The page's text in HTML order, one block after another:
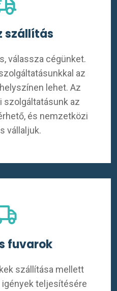
szállítás
válassza cégünket.
az
lehet. Az
szolgáltatásunk az
és nemzetközi
vállaljuk.
fuvarok
szállítása mellett
teljesítésére